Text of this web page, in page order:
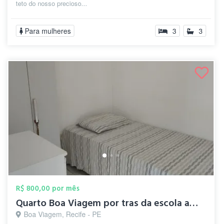
teto do nosso precioso...
Para mulheres 3 3
R$ 800,00 por mês
Quarto Boa Viagem por tras da escola ame...
Boa Viagem, Recife - PE